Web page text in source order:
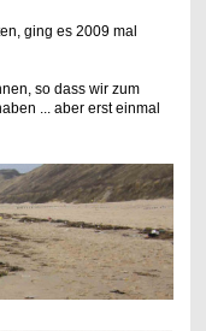
ging es 2009 mal
so dass wir zum
... aber erst einmal